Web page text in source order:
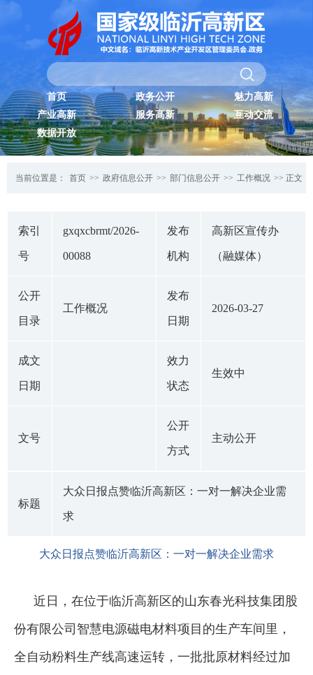
首页 政务公开
魅力高新
产业高新
服务高新
互动交流
数据开放
当前位置是： 首页 >> 政府信息公开 >> 部门信息公开 >> 工作概况 >> 正文
索引
号
gxqxcbrmt/2026-
00088
发布
机构
高新区宣传办
（融媒体）
公开
目录
工作概况
发布
日期
2026-03-27
成文
日期
效力
状态
生效中
文号
公开
方式
主动公开
标题
大众日报点赞临沂高新区：一对一解决企业需
求
大众日报点赞临沂高新区：一对一解决企业需求
近日，在位于临沂高新区的山东春光科技集团股
份有限公司智慧电源磁电材料项目的生产车间里，
全自动粉料生产线高速运转，一批批原材料经过加